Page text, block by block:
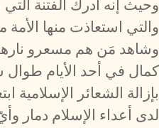
وحيث إنه أدرك الفتنة
والتي استعاذت منها الأمة
وشاهد مَن هم مسعرو
كمال في أحد الأيام طوال
بإزالة الشعائر
لدى أعداء الإسلام دمار